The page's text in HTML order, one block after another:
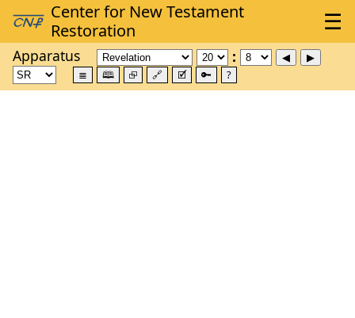
Apparatus
≣ 🕮 ⮺ 🔗 🗹 🔑 ?